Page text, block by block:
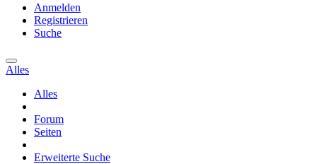
Anmelden
Registrieren
Suche
Alles
Alles
Forum
Seiten
Erweiterte Suche